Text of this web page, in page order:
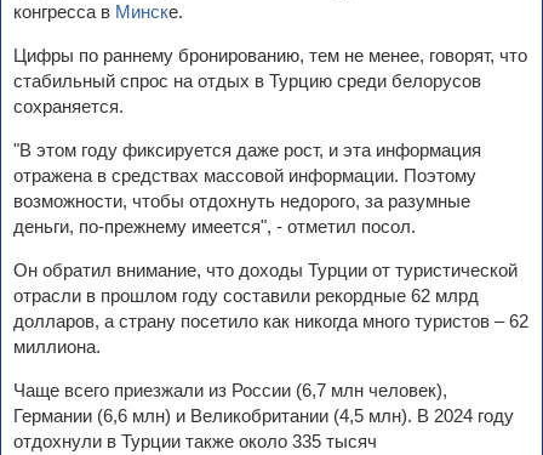
конгресса в Минске.
Цифры по раннему бронированию, тем не менее, говорят, что
стабильный спрос на отдых в Турцию среди белорусов
сохраняется.
"В этом году фиксируется даже рост, и эта информация
отражена в средствах массовой информации. Поэтому
возможности, чтобы отдохнуть недорого, за разумные
деньги, по-прежнему имеется", - отметил посол.
Он обратил внимание, что доходы Турции от туристической
отрасли в прошлом году составили рекордные 62 млрд
долларов, а страну посетило как никогда много туристов – 62
миллиона.
Чаще всего приезжали из России (6,7 млн человек),
Германии (6,6 млн) и Великобритании (4,5 млн). В 2024 году
отдохнули в Турции также около 335 тысяч